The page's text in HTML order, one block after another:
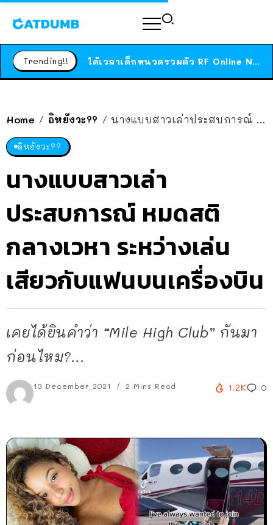
Trending!! ได้เวลาเด็กหนวดรวมตัว RF Online Next เปิดให้เล่นแล้ว เกม Sci-Fi MMORPG ระดับตำนาน เล่นได้ทั้งมือถือและ PC
สาวญี่ปุ่นโดนแมวตัวเองกัด ไม่ได้ไปหาหมอตั้งแต่เนิ่นๆ สุดท้ายขาบวม กลายเป็นโรคเนื้อเน่า เตือนทาสแมวทั้งหลายให้ระวัง
Home / อิหยังวะ?? / นางแบบสาวเล่าประสบการณ์ หมดสติกลางเวหา ระหว่างเล่นเสียวกับแฟนบนเครื่องบิน
อิหยังวะ??
นางแบบสาวเล่า
ประสบการณ์ หมดสติ
กลางเวหา ระหว่างเล่น
เสียวกับแฟนบนเครื่องบิน
เคยได้ยินคำว่า “Mile High Club” กันมา
ก่อนไหม?...
13 December 2021 2 Mins Read 1.2K 0